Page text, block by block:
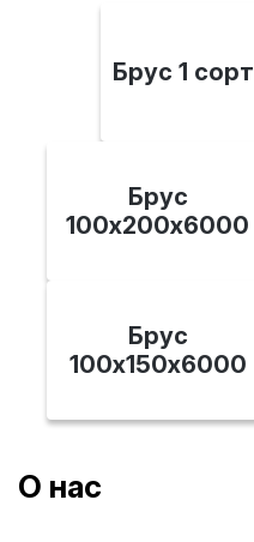
Брус 1 сорт
Брус
100х200x6000
Брус
100х150x6000
О нас